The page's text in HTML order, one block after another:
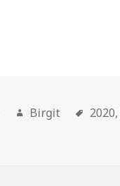
Birgit 2020,